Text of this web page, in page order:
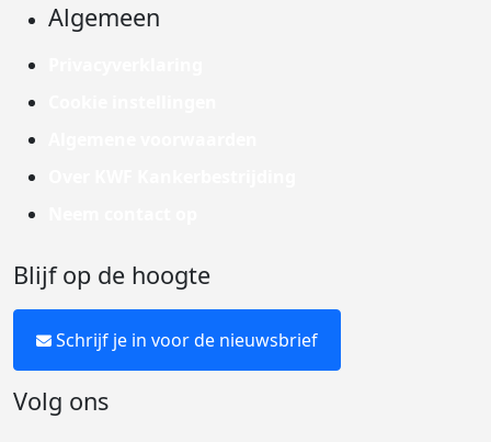
Algemeen
Blijf op de hoogte
Schrijf je in voor de nieuwsbrief
Volg ons